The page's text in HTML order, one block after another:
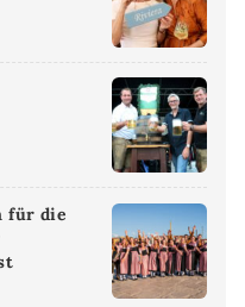
für die